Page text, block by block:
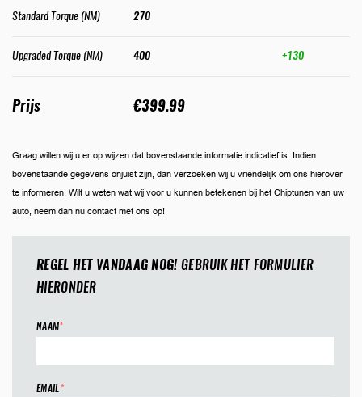
Standard Torque (NM) 270
Upgraded Torque (NM) 400 +130
Prijs €399.99
Graag willen wij u er op wijzen dat bovenstaande informatie indicatief is. Indien
bovenstaande gegevens onjuist zijn, dan verzoeken wij u vriendelijk om ons hierover
te informeren. Wilt u weten wat wij voor u kunnen betekenen bij het Chiptunen van uw
auto, neem dan nu contact met ons op!
REGEL HET VANDAAG NOG!GEBRUIK HET FORMULIER
HIERONDER
NAAM*
EMAIL*